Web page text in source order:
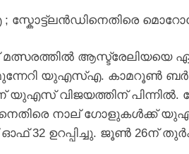
മത്സരത്തിൽ ആസ്ട്രേലിയയെ
മുന്നേറി യുഎസ്എ. കാമറൂൺ
വിജയത്തിന് പിന്നിൽ.
നാല് ഗോളുകൾക്ക്
32 ഉറപ്പിച്ചു. ജൂൺ 26ന്